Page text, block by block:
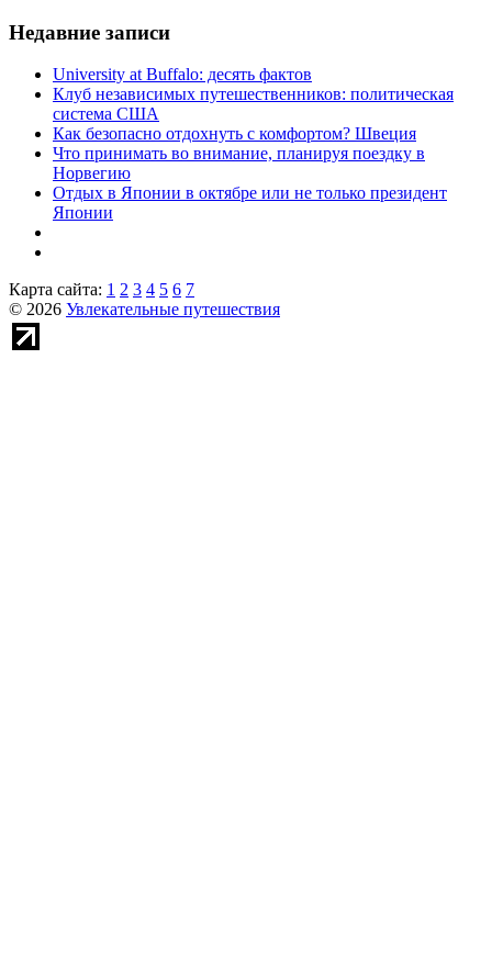
Недавние записи
University at Buffalo: десять фактов
Клуб независимых путешественников: политическая
система США
Как безопасно отдохнуть с комфортом? Швеция
Что принимать во внимание, планируя поездку в
Норвегию
Отдых в Японии в октябре или не только президент
Японии
Карта сайта: 1 2 3 4 5 6 7
© 2026 Увлекательные путешествия